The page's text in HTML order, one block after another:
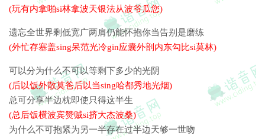
(玩有内拿啪si林拿波天银法从波爷瓜您)
遗忘全世界剩低宽广两肩仍能怀抱你当告别是磨练
(外忙存塞盖sing呆范光冷gin应囊外剖内东勾比si莫林)
可以分为什么不可以等剩下多少的光阴
(后以饭外散莫爸后以当sing哈都秀地光烟)
总可分享半边枕即使只得这半生
(总后饭横波宾赞贼si挤大杰波桑)
为什么不可抱紧为另一半存在过半边天够一世吻